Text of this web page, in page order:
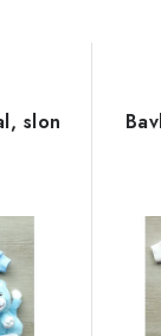
slon